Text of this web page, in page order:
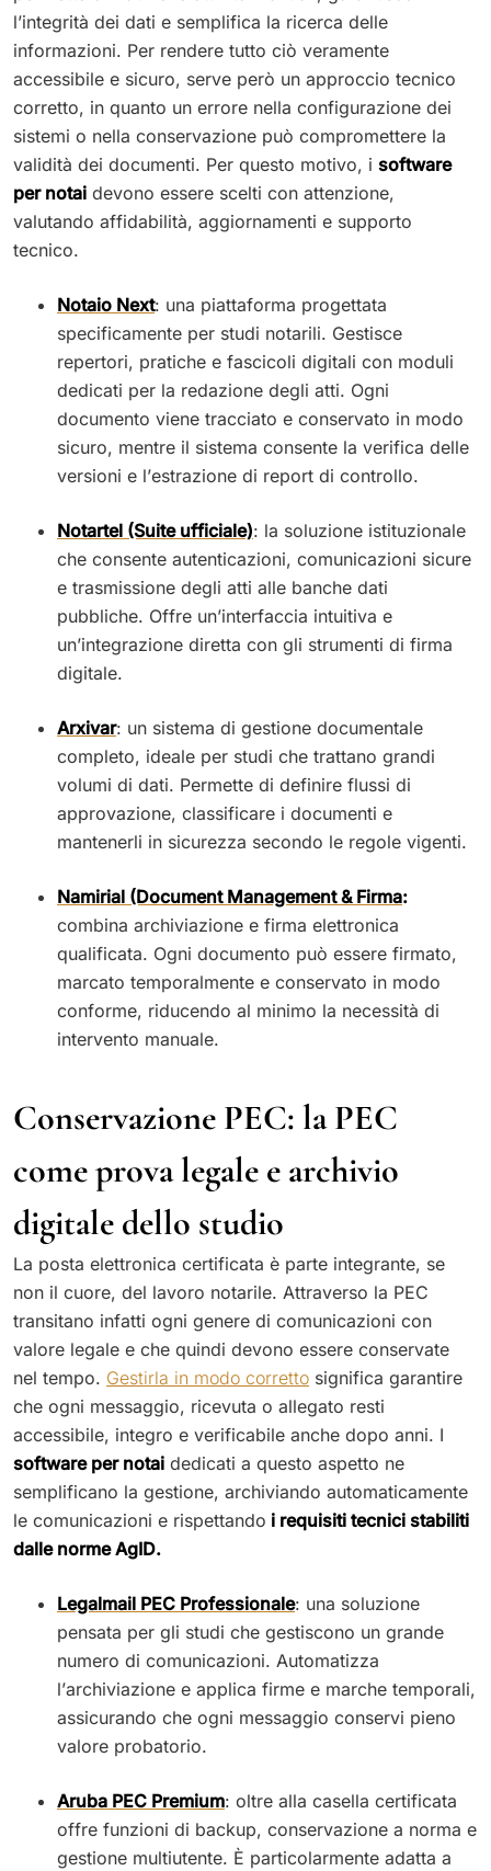
l’integrità dei dati e semplifica la ricerca delle
informazioni. Per rendere tutto ciò veramente
accessibile e sicuro, serve però un approccio tecnico
corretto, in quanto un errore nella configurazione dei
sistemi o nella conservazione può compromettere la
validità dei documenti. Per questo motivo, i software
per notai devono essere scelti con attenzione,
valutando affidabilità, aggiornamenti e supporto
tecnico.
Notaio Next: una piattaforma progettata
specificamente per studi notarili. Gestisce
repertori, pratiche e fascicoli digitali con moduli
dedicati per la redazione degli atti. Ogni
documento viene tracciato e conservato in modo
sicuro, mentre il sistema consente la verifica delle
versioni e l’estrazione di report di controllo.
Notartel (Suite ufficiale): la soluzione istituzionale
che consente autenticazioni, comunicazioni sicure
e trasmissione degli atti alle banche dati
pubbliche. Offre un’interfaccia intuitiva e
un’integrazione diretta con gli strumenti di firma
digitale.
Arxivar: un sistema di gestione documentale
completo, ideale per studi che trattano grandi
volumi di dati. Permette di definire flussi di
approvazione, classificare i documenti e
mantenerli in sicurezza secondo le regole vigenti.
Namirial (Document Management & Firma:
combina archiviazione e firma elettronica
qualificata. Ogni documento può essere firmato,
marcato temporalmente e conservato in modo
conforme, riducendo al minimo la necessità di
intervento manuale.
Conservazione PEC: la PEC
come prova legale e archivio
digitale dello studio
La posta elettronica certificata è parte integrante, se
non il cuore, del lavoro notarile. Attraverso la PEC
transitano infatti ogni genere di comunicazioni con
valore legale e che quindi devono essere conservate
nel tempo. Gestirla in modo corretto significa garantire
che ogni messaggio, ricevuta o allegato resti
accessibile, integro e verificabile anche dopo anni. I
software per notai dedicati a questo aspetto ne
semplificano la gestione, archiviando automaticamente
le comunicazioni e rispettando i requisiti tecnici stabiliti
dalle norme AgID.
Legalmail PEC Professionale: una soluzione
pensata per gli studi che gestiscono un grande
numero di comunicazioni. Automatizza
l’archiviazione e applica firme e marche temporali,
assicurando che ogni messaggio conservi pieno
valore probatorio.
Aruba PEC Premium: oltre alla casella certificata
offre funzioni di backup, conservazione a norma e
gestione multiutente. È particolarmente adatta a